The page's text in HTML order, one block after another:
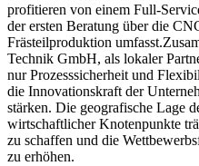
profitieren von einem Full-
der ersten Beratung über die
Frästeilproduktion
Technik GmbH, als lokaler
nur Prozesssicherheit und
die Innovationskraft der
stärken. Die geografische Lage
wirtschaftlicher Knotenpunkte
zu schaffen und die
zu erhöhen.